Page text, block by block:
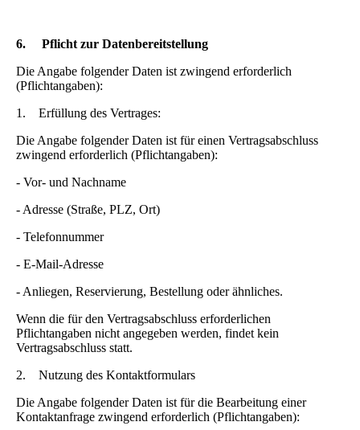
6. Pflicht zur Datenbereitstellung
Die Angabe folgender Daten ist zwingend erforderlich
(Pflichtangaben):
1. Erfüllung des Vertrages:
Die Angabe folgender Daten ist für einen Vertragsabschluss
zwingend erforderlich (Pflichtangaben):
- Vor- und Nachname
- Adresse (Straße, PLZ, Ort)
- Telefonnummer
- E-Mail-Adresse
- Anliegen, Reservierung, Bestellung oder ähnliches.
Wenn die für den Vertragsabschluss erforderlichen
Pflichtangaben nicht angegeben werden, findet kein
Vertragsabschluss statt.
2. Nutzung des Kontaktformulars
Die Angabe folgender Daten ist für die Bearbeitung einer
Kontaktanfrage zwingend erforderlich (Pflichtangaben):